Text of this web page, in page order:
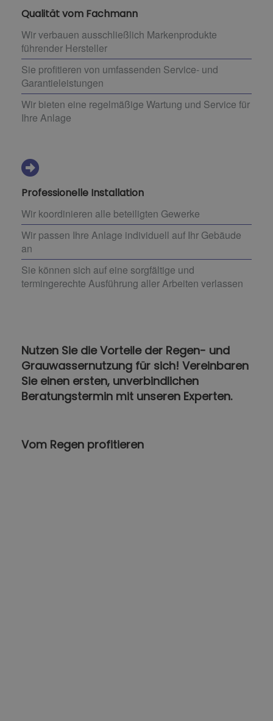
Qualität vom Fachmann
Wir verbauen ausschließlich Markenprodukte
führender Hersteller
Sie profitieren von umfassenden Service- und
Garantieleistungen
Wir bieten eine regelmäßige Wartung und Service für
Ihre Anlage
Professionelle Installation
Wir koordinieren alle beteiligten Gewerke
Wir passen Ihre Anlage individuell auf Ihr Gebäude
an
Sie können sich auf eine sorgfältige und
termingerechte Ausführung aller Arbeiten verlassen
Nutzen Sie die Vorteile der Regen- und
Grauwassernutzung für sich! Vereinbaren
Sie einen ersten, unverbindlichen
Beratungstermin mit unseren Experten.
Vom Regen profitieren